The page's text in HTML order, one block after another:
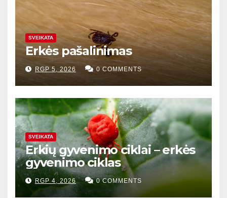
SVEIKATA
Erkės pašalinimas
RGP 5, 2026 0 COMMENTS
SVEIKATA
Erkių gyvenimo ciklai – erkės
gyvenimo ciklas
RGP 4, 2026 0 COMMENTS